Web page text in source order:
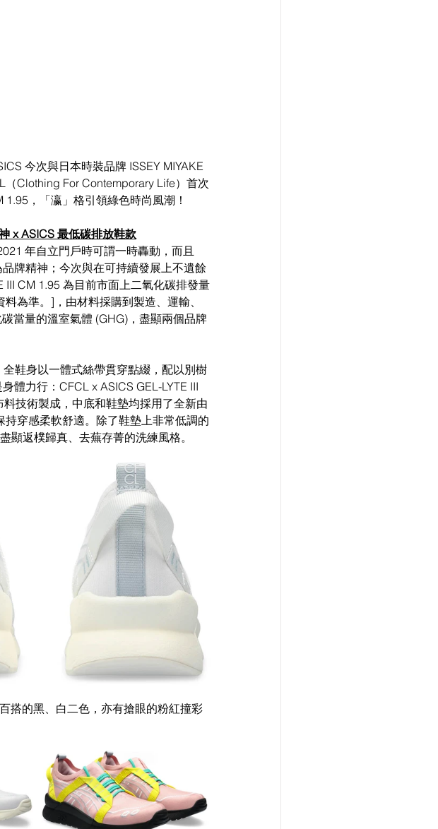
今次與日本時裝品牌 ISSEY MIYAKE
Clothing For Contemporary Life）首次
，「瀛」格引領綠色時尚風潮！
x ASICS 最低碳排放鞋款
年自立門戶時可謂一時轟動，而且
牌精神；今次與在可持續發展上不遺餘
III CM 1.95 為目前市面上二氧化碳排發量
為準。]，由材料採購到製造、運輸、
當量的溫室氣體 (GHG)，盡顯兩個品牌
鞋身以一體式絲帶貫穿點綴，配以別樹
體力行：CFCL x ASICS GEL-LYTE III
技術製成，中底和鞋墊均採用了全新由
穿感柔軟舒適。除了鞋墊上非常低調的
顯返樸歸真、去蕪存菁的洗練風格。
搭的黑、白二色，亦有搶眼的粉紅撞彩